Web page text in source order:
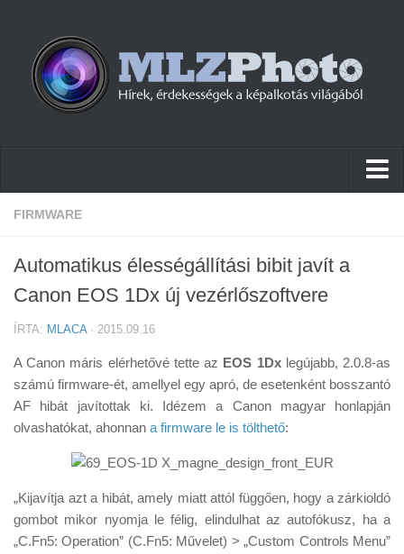
Hírek
Cikkek
Tudástár
Tanácsok
E-BB
FIRMWARE
Automatikus élességállítási bibit javít a
Canon EOS 1Dx új vezérlőszoftvere
ÍRTA: MLACA· 2015.09.16
A Canon máris elérhetővé tette az EOS 1Dxlegújabb, 2.0.8-as
számú firmware-ét, amellyel egy apró, de esetenként bosszantó
AF hibát javítottak ki. Idézem a Canon magyar honlapján
olvashatókat, ahonnan a firmware le is tölthető:
„Kijavítja azt a hibát, amely miatt attól függően, hogy a zárkioldó
gombot mikor nyomja le félig, elindulhat az autofókusz, ha a
„C.Fn5: Operation” (C.Fn5: Művelet) > „Custom Controls Menu”